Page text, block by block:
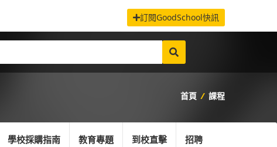
訂閱GoodSchool快訊
首頁 / 課程
學校採購指南 教育專題 到校直擊 招聘